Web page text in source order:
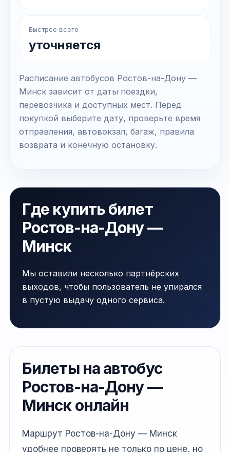
Быстрее всего
уточняется
Расписание автобусов Ростов-на-Дону —
Минск зависит от даты поездки,
перевозчика и доступных мест. Перед
покупкой выберите дату, проверьте время
отправления, автовокзал, багаж, правила
возврата и конечную остановку.
Где купить билет
Ростов-на-Дону —
Минск
Мы оставили несколько партнёрских
выходов, чтобы пользователь не упирался
в пустую выдачу одного сервиса.
Билеты на автобус
Ростов-на-Дону —
Минск онлайн
Маршрут Ростов-на-Дону — Минск
удобнее проверять не только по цене, но